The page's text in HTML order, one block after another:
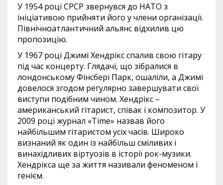
У 1954 році СРСР звернувся до НАТО з
ініціативою прийняти його у члени організації.
Північноатлантичний альянс відхилив цю
пропозицію.
У 1967 році Джимі Хендрікс спалив свою гітару
під час концерту. Глядачі, що зібралися в
лондонському Фінсбері Парк, ошаліли, а Джимі
довелося згодом регулярно завершувати свої
виступи подібним чином. Хендрікс –
американський гітарист, співак і композитор. У
2009 році журнал «Time» назвав його
найбільшим гітаристом усіх часів. Широко
визнаний як один із найбільш сміливих і
винахідливих віртуозів в історії рок-музики.
Хендрікса ще за життя називали феноменом і
генієм.